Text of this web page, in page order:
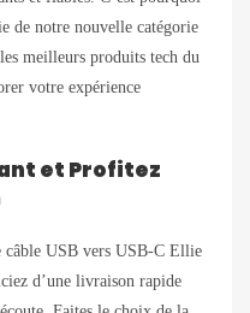
de notre nouvelle catégorie
meilleurs produits tech du
votre expérience
et Profitez
câble USB vers USB-C Ellie
d’une livraison rapide